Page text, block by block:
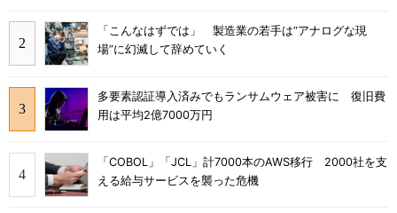
「こんなはずでは」 製造業の若手は“アナログな現
場”に幻滅して辞めていく
多要素認証導入済みでもランサムウェア被害に 復旧費
用は平均2億7000万円
「COBOL」「JCL」計7000本のAWS移行 2000社を支
える給与サービスを襲った危機